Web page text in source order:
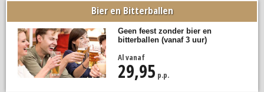
Bier en Bitterballen
Geen feest zonder bier en
bitterballen (vanaf 3 uur)
Al vanaf
29,95 p.p.